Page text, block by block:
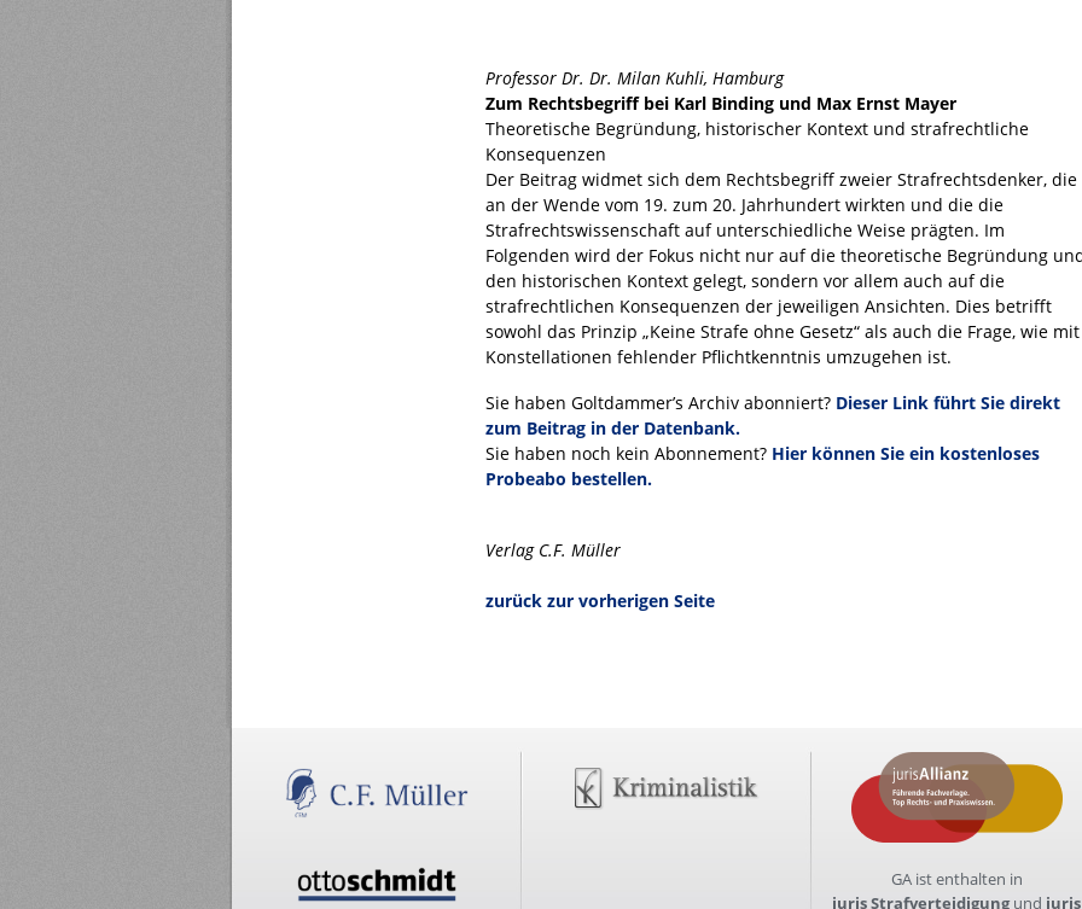
Professor Dr. Dr. Milan Kuhli, Hamburg
Zum Rechtsbegriff bei Karl Binding und Max Ernst Mayer
Theoretische Begründung, historischer Kontext und strafrechtliche
Konsequenzen
Der Beitrag widmet sich dem Rechtsbegriff zweier Strafrechtsdenker, die
an der Wende vom 19. zum 20. Jahrhundert wirkten und die die
Strafrechtswissenschaft auf unterschiedliche Weise prägten. Im
Folgenden wird der Fokus nicht nur auf die theoretische Begründung
den historischen Kontext gelegt, sondern vor allem auch auf die
strafrechtlichen Konsequenzen der jeweiligen Ansichten. Dies betrifft
sowohl das Prinzip „Keine Strafe ohne Gesetz“ als auch die Frage, wie mit
Konstellationen fehlender Pflichtkenntnis umzugehen ist.
Sie haben Goltdammer’s Archiv abonniert? Dieser Link führt Sie direkt
zum Beitrag in der Datenbank.
Sie haben noch kein Abonnement? Hier können Sie ein kostenloses
Probeabo bestellen.
Verlag C.F. Müller
zurück zur vorherigen Seite
GA ist enthalten in
juris Strafverteidigungund juris